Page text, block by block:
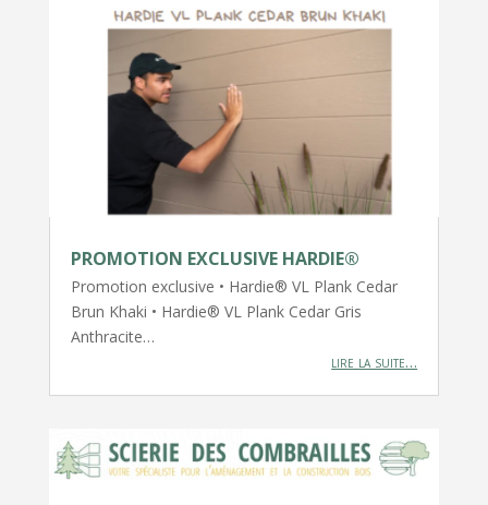
PROMOTION EXCLUSIVE HARDIE®
Promotion exclusive • Hardie® VL Plank Cedar
Brun Khaki • Hardie® VL Plank Cedar Gris
Anthracite…
lire la suite…